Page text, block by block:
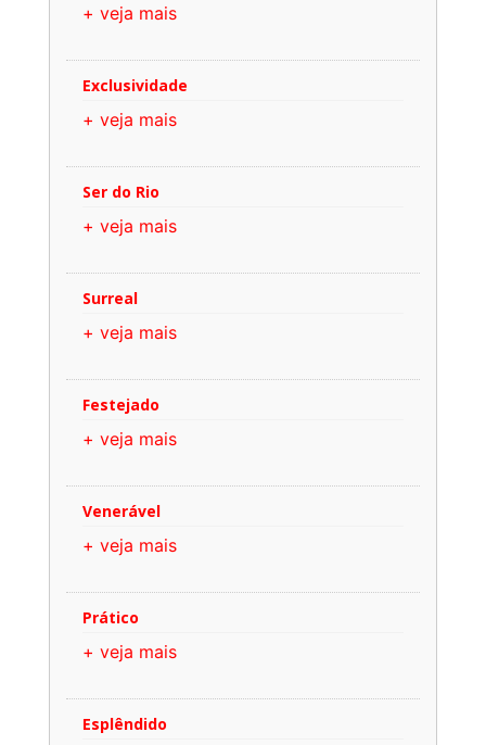
+ veja mais
Exclusividade
+ veja mais
Ser do Rio
+ veja mais
Surreal
+ veja mais
Festejado
+ veja mais
Venerável
+ veja mais
Prático
+ veja mais
Esplêndido